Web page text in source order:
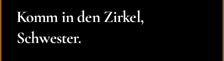
Komm in den Zirkel,
Schwester.